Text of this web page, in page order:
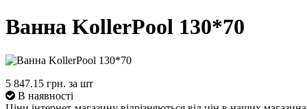
Ванна KollerPool 130*70
5 847.15 грн. за шт
В наявності